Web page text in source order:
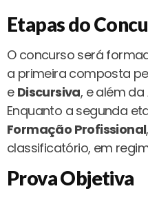
Etapas do
O concurso será
a primeira composta
e Discursiva, e além da
Enquanto a segunda
Formação Profissional
classificatório, em
Prova Objetiva